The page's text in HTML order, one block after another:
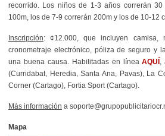
recorrido. Los niños de 1-3 años correrán
100m, los de 7-9 correrán 200m y los de 10-12
Inscripción: ¢12.000, que incluyen camisa,
cronometraje electrónico, póliza de seguro y
una buena causa. Habilitadas en líneaAQUÍ
(Curridabat, Heredia, Santa Ana, Pavas), La
Corner (Cartago), Fortia Sport (Cartago).
Más información a
Mapa